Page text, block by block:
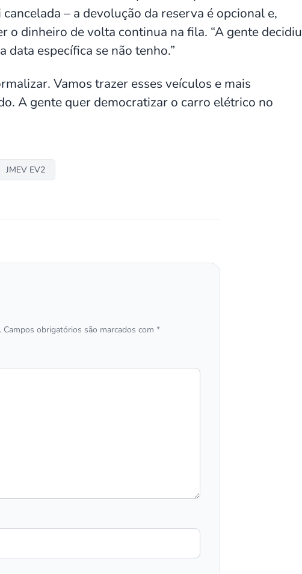
– a devolução da reserva é opcional e,
o dinheiro de volta continua na fila. “A gente decidiu
específica se não tenho.”
Vamos trazer esses veículos e mais
A gente quer democratizar o carro elétrico no
JMEV EV2
Campos obrigatórios são marcados com *